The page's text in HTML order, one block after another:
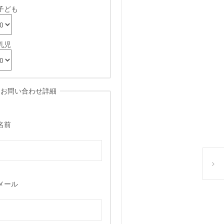
わらび餅、大福、饅頭、蓬餅など和菓子を堪能下さいご来店をお待
ども
児
お問い合わせ詳細
前
ール